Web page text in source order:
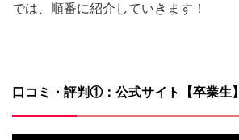
では、順番に紹介していきます！
口コミ・評判①：公式サイト【卒業生】